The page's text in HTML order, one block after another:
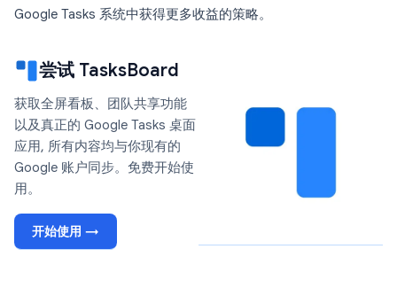
Google Tasks 系统中获得更多收益的策略。
尝试 TasksBoard
获取全屏看板、团队共享功能
以及真正的 Google Tasks 桌面
应用, 所有内容均与你现有的
Google 账户同步。免费开始使
用。
开始使用 →